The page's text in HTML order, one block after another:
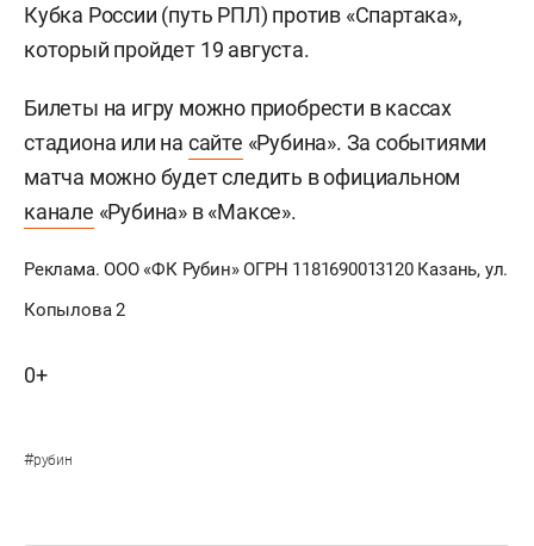
Кубка России (путь РПЛ) против «Спартака»,
который пройдет 19 августа.
Билеты на игру можно приобрести в кассах
стадиона или на сайте «Рубина». За событиями
матча можно будет следить в официальном
канале «Рубина» в «Максе».
Реклама. ООО «ФК Рубин» ОГРН 1181690013120 Казань, ул.
Копылова 2
0+
#рубин